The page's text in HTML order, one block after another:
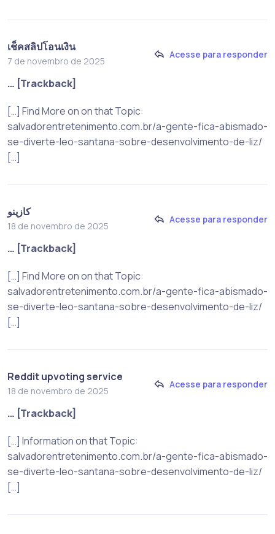
เช็คสลิปโอนเงิน
7 de novembro de 2025
Acesse para responder
… [Trackback]
[…] Find More on on that Topic:
salvadorentretenimento.com.br/a-gente-fica-abismado-
se-diverte-leo-santana-sobre-desenvolvimento-de-liz/
[…]
كازينو
18 de novembro de 2025
Acesse para responder
… [Trackback]
[…] Find More on on that Topic:
salvadorentretenimento.com.br/a-gente-fica-abismado-
se-diverte-leo-santana-sobre-desenvolvimento-de-liz/
[…]
Reddit upvoting service
18 de novembro de 2025
Acesse para responder
… [Trackback]
[…] Information on that Topic:
salvadorentretenimento.com.br/a-gente-fica-abismado-
se-diverte-leo-santana-sobre-desenvolvimento-de-liz/
[…]